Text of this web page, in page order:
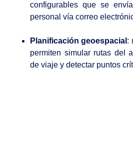
configurables que se
personal vía correo
Planificación geoespacial :
permiten simular rutas del
de viaje y detectar puntos